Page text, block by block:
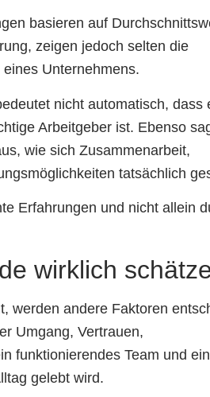
basieren auf
zeigen jedoch selten die
Unternehmens.
nicht automatisch, dass
Arbeitgeber ist. Ebenso
wie sich Zusammenarbeit,
tatsächlich
Erfahrungen und nicht allein
wirklich
werden andere Faktoren
Umgang, Vertrauen,
funktionierendes Team und
gelebt wird.